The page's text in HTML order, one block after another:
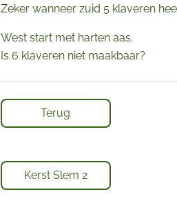
Zeker wanneer zuid 5 klaveren
West start met harten aas.
Is 6 klaveren niet maakbaar?
Terug
Kerst Slem 2